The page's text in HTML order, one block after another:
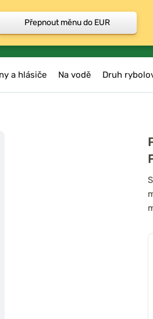
a hlásiče Na vodě Druh
Přepnout měnu do EUR